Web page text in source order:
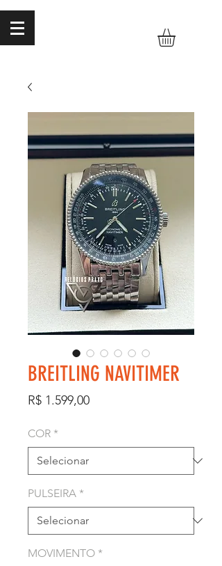
BREITLING NAVITIMER
R$ 1.599,00Preço
COR *
PULSEIRA *
MOVIMENTO *